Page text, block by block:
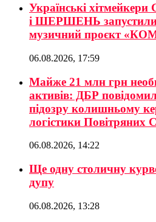
Українські
і ШЕРШЕНЬ запустили
музичний проєкт
06.08.2026, 17:59
Майже 21 млн грн
активів: ДБР
підозру колишньому
логістики Повітряних
06.08.2026, 14:22
Ще одну столичну
дупу
06.08.2026, 13:28